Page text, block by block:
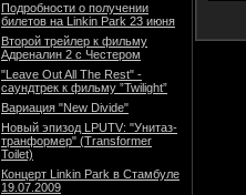
Подробности о получении
билетов на Linkin Park 23 июня
Второй трейлер к фильму
Адреналин 2 с Честером
"Leave Out All The Rest" -
саундтрек к фильму ”Twilight”
Вариация "New Divide"
Новый эпизод LPUTV: "Унитаз-
транформер" (Transformer
Toilet)
Концерт Linkin Park в Стамбуле
19.07.2009